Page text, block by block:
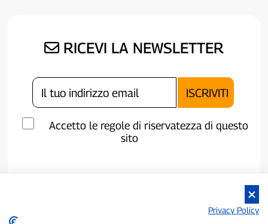
RICEVI LA NEWSLETTER
Accetto le regole di riservatezza di questo
sito
Privacy Policy